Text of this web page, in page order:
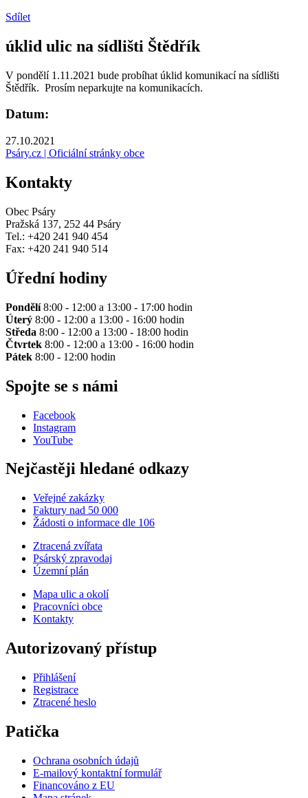
Sdílet
úklid ulic na sídlišti Štědřík
V pondělí 1.11.2021 bude probíhat úklid komunikací na sídlišti
Štědřík. Prosím neparkujte na komunikacích.
Datum:
27.10.2021
Psáry.cz | Oficiální stránky obce
Kontakty
Obec Psáry
Pražská 137, 252 44 Psáry
Tel.: +420 241 940 454
Fax: +420 241 940 514
Úřední hodiny
Pondělí8:00 - 12:00 a 13:00 - 17:00 hodin
Úterý 8:00 - 12:00 a 13:00 - 16:00 hodin
Středa 8:00 - 12:00 a 13:00 - 18:00 hodin
Čtvrtek 8:00 - 12:00 a 13:00 - 16:00 hodin
Pátek 8:00 - 12:00 hodin
Spojte se s námi
Facebook
Instagram
YouTube
Nejčastěji hledané odkazy
Veřejné zakázky
Faktury nad 50 000
Žádosti o informace dle 106
Ztracená zvířata
Psárský zpravodaj
Územní plán
Mapa ulic a okolí
Pracovníci obce
Kontakty
Autorizovaný přístup
Přihlášení
Registrace
Ztracené heslo
Patička
Ochrana osobních údajů
E-mailový kontaktní formulář
Financováno z EU